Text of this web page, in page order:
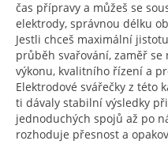
čas přípravy a můžeš se
elektrody, správnou délku
Jestli chceš maximální
průběh svařování, zaměř
výkonu, kvalitního řízení a
Elektrodové svářečky z této
ti dávaly stabilní výsledky
jednoduchých spojů až po
rozhoduje přesnost a